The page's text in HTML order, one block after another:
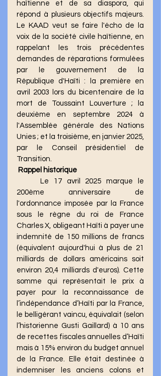
haïtienne et de sa diaspora, qui
répond à plusieurs objectifs majeurs.
Le KAAD veut se faire l'écho de la
voix de la société civile haïtienne, en
rappelant les trois précédentes
demandes de réparations formulées
par le gouvernement de la
République d'Haïti : la première en
avril 2003 lors du bicentenaire de la
mort de Toussaint Louverture ; la
deuxième en septembre 2024 à
l'Assemblée générale des Nations
Unies ; et la troisième, en janvier 2025,
par le Conseil présidentiel de
Transition.
Rappel historique
200ème anniversaire de
l'ordonnance imposée par la France
sous le règne du roi de France
Charles X, obligeant Haïti à payer une
indemnité de 150 millions de francs
(équivalent aujourd'hui à plus de 21
milliards de dollars américains soit
environ 20,4 milliards d'euros). Cette
somme qui représentait le prix à
payer pour la reconnaissance de
l’indépendance d’Haïti par la France,
le belligérant vaincu, équivalait (selon
l’historienne Gusti Gaillard) à 10 ans
de recettes fiscales annuelles d’Haïti
mais à 15% environ du budget annuel
de la France. Elle était destinée à
indemniser les anciens colons et